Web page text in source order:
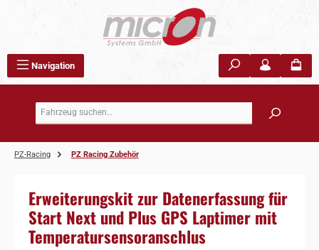
Navigation
PZ-Racing PZ Racing Zubehör
Erweiterungskit zur Datenerfassung für
Start Next und Plus GPS Laptimer mit
Temperatursensoranschlus